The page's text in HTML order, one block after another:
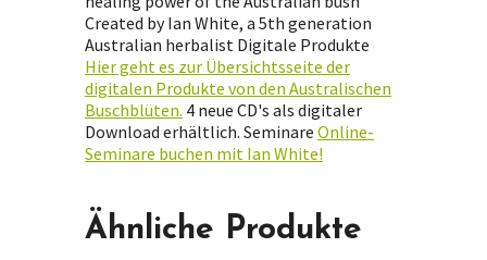
Created by Ian White, a 5th generation
Australian herbalist Digitale Produkte
Hier geht es zur Übersichtsseite der
digitalen Produkte von den Australischen
Buschblüten. 4 neue CD's als digitaler
Download erhältlich. Seminare Online-
Seminare buchen mit Ian White!
Ähnliche Produkte